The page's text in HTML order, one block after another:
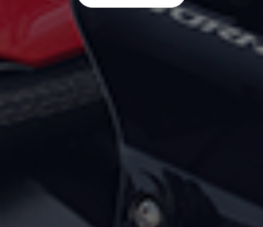
Mehr erfahren